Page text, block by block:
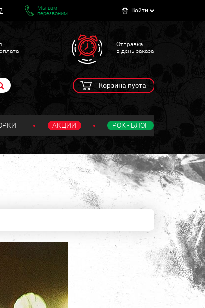
Мы вам
перезвоним
Войти
Отправка
в день заказа
Корзина пуста
АКЦИИ РОК - БЛОГ